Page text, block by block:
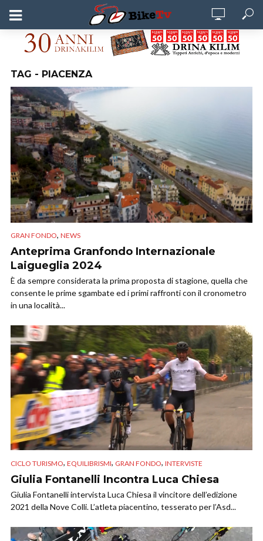
TAG - PIACENZA
GRAN FONDO, NEWS
Anteprima Granfondo Internazionale
Laigueglia 2024
È da sempre considerata la prima proposta di stagione, quella che
consente le prime sgambate ed i primi raffronti con il cronometro
in una località...
CICLO TURISMO, EQUILIBRISMI, GRAN FONDO, INTERVISTE
Giulia Fontanelli Incontra Luca Chiesa
Giulia Fontanelli intervista Luca Chiesa il vincitore dell’edizione
2021 della Nove Colli. L’atleta piacentino, tesserato per l’Asd...